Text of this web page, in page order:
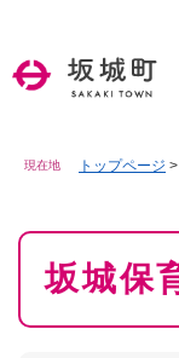
現在地 トップページ >
本
坂城保